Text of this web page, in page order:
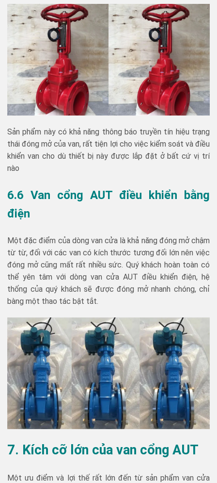
Sản phẩm này có khả năng thông báo truyền tín hiệu trạng
thái đóng mở của van, rất tiện lợi cho việc kiểm soát và điều
khiển van cho dù thiết bị này được lắp đặt ở bất cứ vị trí
nào
6.6 Van cổng AUT điều khiển bằng
điện
Một đặc điểm của dòng van cửa là khả năng đóng mở chậm
từ từ, đối với các van có kích thước tương đối lớn nên việc
đóng mở cũng mất rất nhiều sức. Quý khách hoàn toàn có
thể yên tâm với dòng van cửa AUT điều khiển điện, hệ
thống của quý khách sẽ được đóng mở nhanh chóng, chỉ
bàng một thao tác bật tắt.
7. Kích cỡ lớn của van cổng AUT
Một ưu điểm và lợi thế rất lớn đến từ sản phẩm van cửa